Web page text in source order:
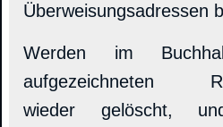
Überweisungsadressen
Werden im
aufgezeichneten
wieder gelöscht,